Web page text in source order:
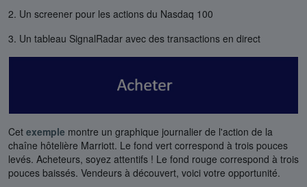
2. Un screener pour les actions du Nasdaq 100
3. Un tableau SignalRadar avec des transactions en direct
Cet exemple montre un graphique journalier de l'action de la
chaîne hôtelière Marriott. Le fond vert correspond à trois pouces
levés. Acheteurs, soyez attentifs ! Le fond rouge correspond à trois
pouces baissés. Vendeurs à découvert, voici votre opportunité.